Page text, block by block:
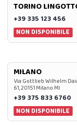
TORINO
+39 335 123 456
NON DISPONIBILE
MILANO
Via Gottlieb Wilhelm
61, 20151 Milano MI
+39 375 833 6760
NON DISPONIBILE